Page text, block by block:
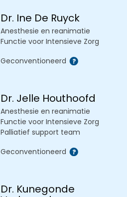
Dr. Ine De Ruyck
Anesthesie en reanimatie
Functie voor Intensieve Zorg
Geconventioneerd
Dr. Jelle Houthoofd
Anesthesie en reanimatie
Functie voor Intensieve Zorg
Palliatief support team
Geconventioneerd
Dr. Kunegonde